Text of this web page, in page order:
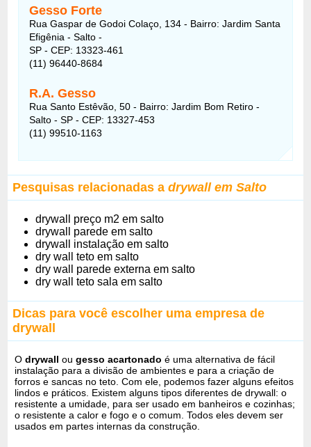
Gesso Forte
Rua Gaspar de Godoi Colaço, 134 - Bairro: Jardim Santa
Efigênia - Salto -
SP - CEP: 13323-461
(11) 96440-8684
R.A. Gesso
Rua Santo Estêvão, 50 - Bairro: Jardim Bom Retiro -
Salto - SP - CEP: 13327-453
(11) 99510-1163
Pesquisas relacionadas adrywall em Salto
drywall preço m2 em salto
drywall parede em salto
drywall instalação em salto
dry wall teto em salto
dry wall parede externa em salto
dry wall teto sala em salto
Dicas para você escolher uma empresa de
drywall
Odrywall ougesso acartonado é uma alternativa de fácil
instalação para a divisão de ambientes e para a criação de
forros e sancas no teto. Com ele, podemos fazer alguns efeitos
lindos e práticos. Existem alguns tipos diferentes de drywall: o
resistente a umidade, para ser usado em banheiros e cozinhas;
o resistente a calor e fogo e o comum. Todos eles devem ser
usados em partes internas da construção.